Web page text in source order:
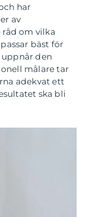
har
av
om vilka
bäst för
den
målare tar
adekvat ett
ska bli